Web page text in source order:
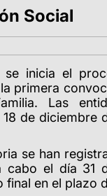
Social
inicia el
primera
Las
de diciembre
se han
cabo el día 31
en el plazo